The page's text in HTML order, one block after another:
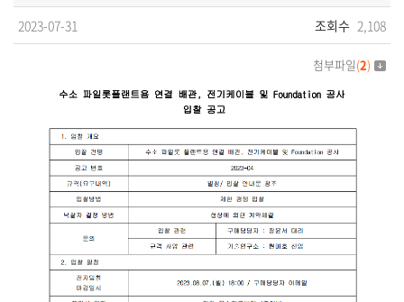
2023-07-31 조회수 2,108
첨부파일(2)